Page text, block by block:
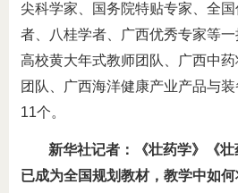
尖科学家、国务院特贴专家、全
者、八桂学者、广西优秀专家等
高校黄大年式教师团队、广西中
团队、广西海洋健康产业产品与
11个。
新华社记者：《壮药学》《
已成为全国规划教材，教学中如